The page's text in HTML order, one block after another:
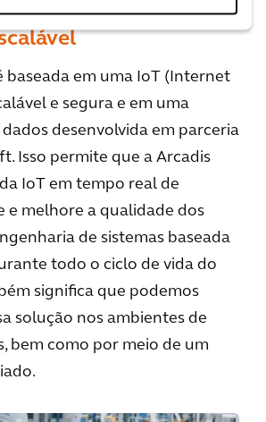
baseada em uma IoT (Internet
e segura e em uma
desenvolvida em parceria
Isso permite que a Arcadis
IoT em tempo real de
e melhore a qualidade dos
de sistemas baseada
todo o ciclo de vida do
significa que podemos
solução nos ambientes de
bem como por meio de um